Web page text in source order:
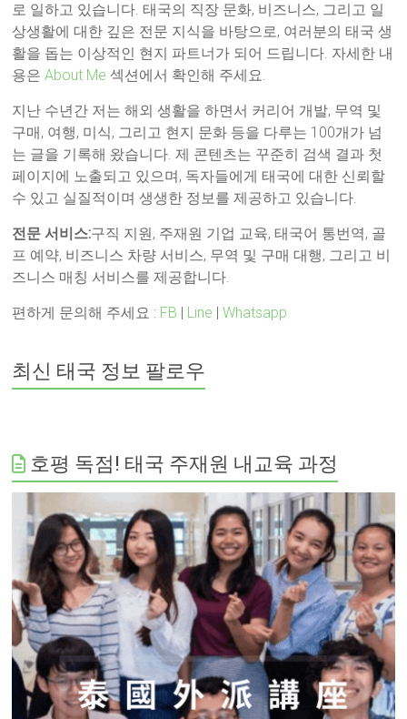
로 일하고 있습니다. 태국의 직장 문화, 비즈니스, 그리고 일
상생활에 대한 깊은 전문 지식을 바탕으로, 여러분의 태국 생
활을 돕는 이상적인 현지 파트너가 되어 드립니다. 자세한 내
용은About Me 섹션에서 확인해 주세요.
지난 수년간 저는 해외 생활을 하면서 커리어 개발, 무역 및
구매, 여행, 미식, 그리고 현지 문화 등을 다루는 100개가 넘
는 글을 기록해 왔습니다. 제 콘텐츠는 꾸준히 검색 결과 첫
페이지에 노출되고 있으며, 독자들에게 태국에 대한 신뢰할
수 있고 실질적이며 생생한 정보를 제공하고 있습니다.
전문 서비스:구직 지원, 주재원 기업 교육, 태국어 통번역, 골
프 예약, 비즈니스 차량 서비스, 무역 및 구매 대행, 그리고 비
즈니스 매칭 서비스를 제공합니다.
편하게 문의해 주세요 : FB | Line |Whatsapp
최신 태국 정보 팔로우
호평 독점! 태국 주재원 내교육 과정